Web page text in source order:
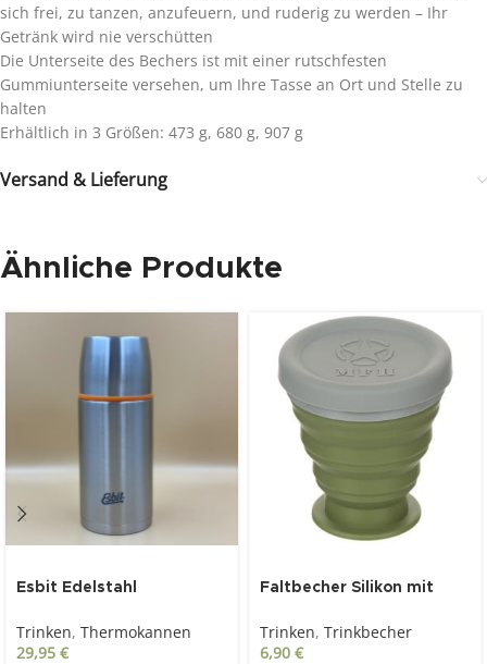
sich frei, zu tanzen, anzufeuern, und ruderig zu werden – Ihr
Getränk wird nie verschütten
Die Unterseite des Bechers ist mit einer rutschfesten
Gummiunterseite versehen, um Ihre Tasse an Ort und Stelle zu
halten
Erhältlich in 3 Größen: 473 g, 680 g, 907 g
Versand & Lieferung
Ähnliche Produkte
Esbit Edelstahl
Trinken, Thermokannen
29,95 €
Faltbecher Silikon mit
Trinken, Trinkbecher
6,90 €